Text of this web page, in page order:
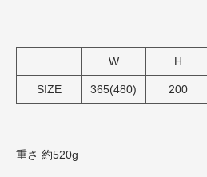
W H
SIZE 365(480) 200
重さ 約520g